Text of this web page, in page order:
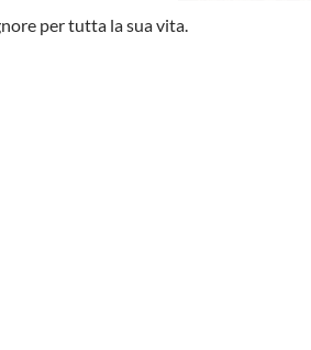
per tutta la sua vita.